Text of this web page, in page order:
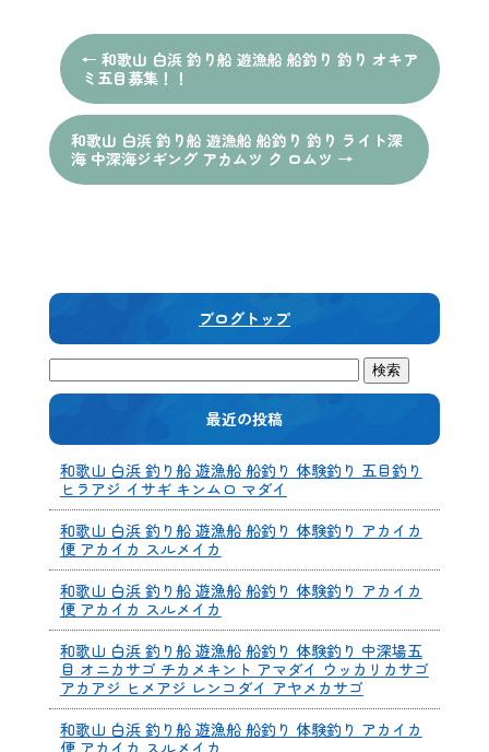
← 和歌山 白浜 釣り船 遊漁船 船釣り 釣り オキア
ミ五目募集！！
和歌山 白浜 釣り船 遊漁船 船釣り 釣り ライト深
海 中深海ジギング アカムツ ク ロムツ →
ブログトップ
最近の投稿
和歌山 白浜 釣り船 遊漁船 船釣り 体験釣り 五目釣り
ヒラアジ イサギ キンムロ マダイ
和歌山 白浜 釣り船 遊漁船 船釣り 体験釣り アカイカ
便 アカイカ スルメイカ
和歌山 白浜 釣り船 遊漁船 船釣り 体験釣り アカイカ
便 アカイカ スルメイカ
和歌山 白浜 釣り船 遊漁船 船釣り 体験釣り 中深場五
目 オニカサゴ チカメキント アマダイ ウッカリカサゴ
アカアジ ヒメアジ レンコダイ アヤメカサゴ
和歌山 白浜 釣り船 遊漁船 船釣り 体験釣り アカイカ